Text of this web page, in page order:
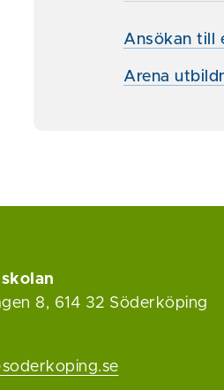
Ansökan till
Arena
8, 614 32 Söderköping